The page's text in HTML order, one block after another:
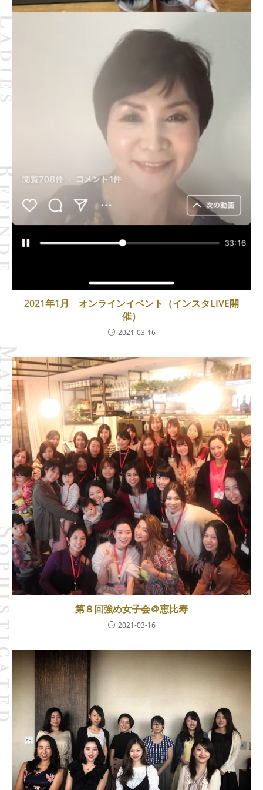
2021年1月 オンラインイベント（インスタLIVE開
催）
2021-03-16
第８回強め女子会＠恵比寿
2021-03-16